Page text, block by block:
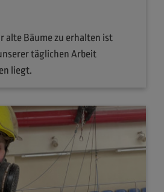
alte Bäume zu erhalten ist
täglichen Arbeit
liegt.